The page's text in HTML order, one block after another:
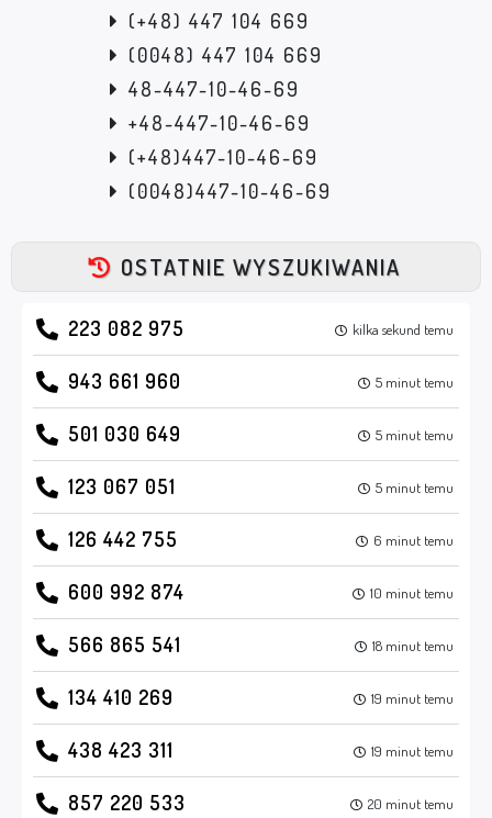
(+48) 447 104 669
(0048) 447 104 669
48-447-10-46-69
+48-447-10-46-69
(+48)447-10-46-69
(0048)447-10-46-69
OSTATNIE WYSZUKIWANIA
223 082 975 kilka sekund temu
943 661 960 5 minut temu
501 030 649 5 minut temu
123 067 051 5 minut temu
126 442 755 6 minut temu
600 992 874 10 minut temu
566 865 541 18 minut temu
134 410 269 19 minut temu
438 423 311 19 minut temu
857 220 533 20 minut temu